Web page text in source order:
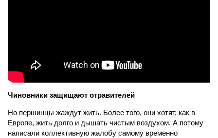
Чиновники защищают отравителей
Но першинцы жаждут жить. Более того, они хотят, как в
Европе, жить долго и дышать чистым воздухом. А потому
написали коллективную жалобу самому временно